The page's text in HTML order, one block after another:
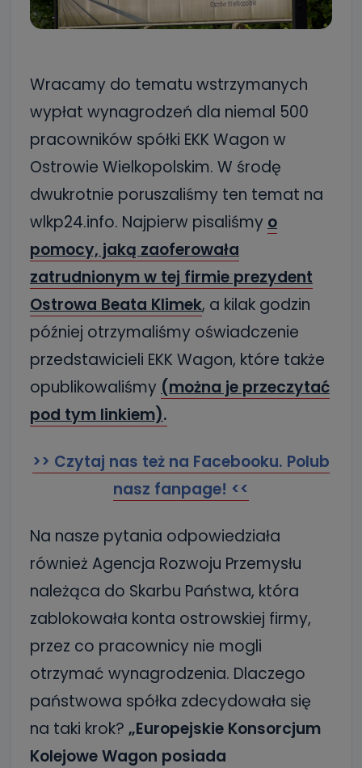
Wracamy do tematu wstrzymanych
wypłat wynagrodzeń dla niemal 500
pracowników spółki EKK Wagon w
Ostrowie Wielkopolskim. W środę
dwukrotnie poruszaliśmy ten temat na
wlkp24.info. Najpierw pisaliśmy o
pomocy, jaką zaoferowała
zatrudnionym w tej firmie prezydent
Ostrowa Beata Klimek, a kilak godzin
później otrzymaliśmy oświadczenie
przedstawicieli EKK Wagon, które także
opublikowaliśmy (można je przeczytać
pod tym linkiem).
>> Czytaj nas też na Facebooku. Polub
nasz fanpage! <<
Na nasze pytania odpowiedziała
również Agencja Rozwoju Przemysłu
należąca do Skarbu Państwa, która
zablokowała konta ostrowskiej firmy,
przez co pracownicy nie mogli
otrzymać wynagrodzenia. Dlaczego
państwowa spółka zdecydowała się
na taki krok? „Europejskie Konsorcjum
Kolejowe Wagon posiada